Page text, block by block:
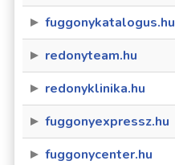
fuggonykatalogus.hu
redonyteam.hu
redonyklinika.hu
fuggonyexpressz.hu
fuggonycenter.hu